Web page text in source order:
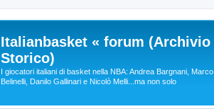
Italianbasket « forum (Archivio
Storico)
I giocatori italiani di basket nella NBA: Andrea Bargnani, Marco
Belinelli, Danilo Gallinari e Nicolò Melli...ma non solo